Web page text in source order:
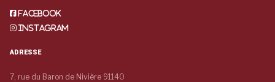
Facebook
Instagram
ADRESSE
7, rue du Baron de Nivière 91140